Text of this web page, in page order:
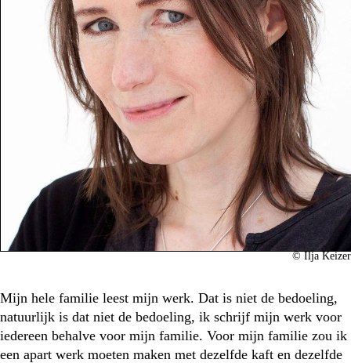
©Ilja Keizer
Mijn hele familie leest mijn werk. Dat is niet de bedoeling,
natuurlijk is dat niet de bedoeling, ik schrijf mijn werk voor
iedereen behalve voor mijn familie. Voor mijn familie zou ik
een apart werk moeten maken met dezelfde kaft en dezelfde